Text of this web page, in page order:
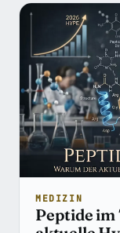
MEDIZIN
Peptide